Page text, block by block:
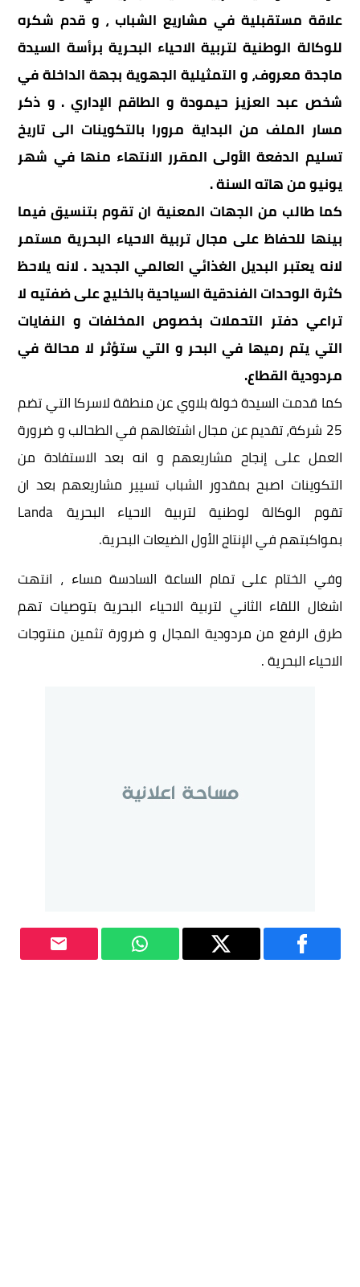
علاقة مستقبلية في مشاريع الشباب ، و قدم شكره
للوكالة الوطنية لتربية الاحياء البحرية برأسة السيدة
ماجدة معروف، و التمثيلية الجهوية بجهة الداخلة في
شخص عبد العزيز حيمودة و الطاقم الإداري . و ذكر
مسار الملف من البداية مرورا بالتكوينات الى تاريخ
تسليم الدفعة الأولى المقرر الانتهاء منها في شهر
يونيو من هاته السنة .
كما طالب من الجهات المعنية ان تقوم بتنسيق فيما
بينها للحفاظ على مجال تربية الاحياء البحرية مستمر
لانه يعتبر البديل الغذائي العالمي الجديد . لانه يلاحظ
كثرة الوحدات الفندقية السياحية بالخليج على ضفتيه لا
تراعي دفتر التحملات بخصوص المخلفات و النفايات
التي يتم رميها في البحر و التي ستؤثر لا محالة في
مردودية القطاع.
كما قدمت السيدة خولة بلاوي عن منطقة لاسركا التي تضم
25 شركة، تقديم عن مجال اشتغالهم في الطحالب و ضرورة
العمل على إنجاح مشاريعهم و انه بعد الاستفادة من
التكوينات اصبح بمقدور الشباب تسيير مشاريعهم بعد ان
تقوم الوكالة لوطنية لتربية الاحياء البحرية Landa
بمواكبتهم في الإنتاج الأول الضيعات البحرية.
وفي الختام على تمام الساعة السادسة مساء ، انتهت
اشغال اللقاء الثاني لتربية الاحياء البحرية بتوصيات تهم
طرق الرفع من مردودية المجال و ضرورة تثمين منتوجات
الاحياء البحرية .